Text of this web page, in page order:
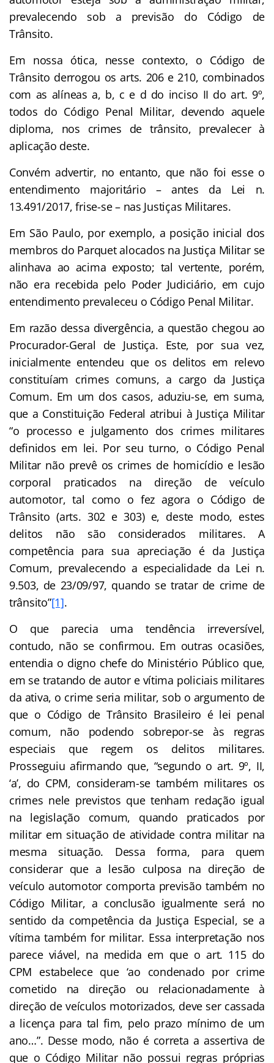
prevalecendo sob a previsão do Código de
Trânsito.
Em nossa ótica, nesse contexto, o Código de
Trânsito derrogou os arts. 206 e 210, combinados
com as alíneas a, b, c e d do inciso II do art. 9º,
todos do Código Penal Militar, devendo aquele
diploma, nos crimes de trânsito, prevalecer à
aplicação deste.
Convém advertir, no entanto, que não foi esse o
entendimento majoritário – antes da Lei n.
13.491/2017, frise-se – nas Justiças Militares.
Em São Paulo, por exemplo, a posição inicial dos
membros do Parquet alocados na Justiça Militar se
alinhava ao acima exposto; tal vertente, porém,
não era recebida pelo Poder Judiciário, em cujo
entendimento prevaleceu o Código Penal Militar.
Em razão dessa divergência, a questão chegou ao
Procurador-Geral de Justiça. Este, por sua vez,
inicialmente entendeu que os delitos em relevo
constituíam crimes comuns, a cargo da Justiça
Comum. Em um dos casos, aduziu-se, em suma,
que a Constituição Federal atribui à Justiça Militar
“o processo e julgamento dos crimes militares
definidos em lei. Por seu turno, o Código Penal
Militar não prevê os crimes de homicídio e lesão
corporal praticados na direção de veículo
automotor, tal como o fez agora o Código de
Trânsito (arts. 302 e 303) e, deste modo, estes
delitos não são considerados militares. A
competência para sua apreciação é da Justiça
Comum, prevalecendo a especialidade da Lei n.
9.503, de 23/09/97, quando se tratar de crime de
trânsito”[1].
O que parecia uma tendência irreversível,
contudo, não se confirmou. Em outras ocasiões,
entendia o digno chefe do Ministério Público que,
em se tratando de autor e vítima policiais militares
da ativa, o crime seria militar, sob o argumento de
que o Código de Trânsito Brasileiro é lei penal
comum, não podendo sobrepor-se às regras
especiais que regem os delitos militares.
Prosseguiu afirmando que, “segundo o art. 9º, II,
‘a’, do CPM, consideram-se também militares os
crimes nele previstos que tenham redação igual
na legislação comum, quando praticados por
militar em situação de atividade contra militar na
mesma situação. Dessa forma, para quem
considerar que a lesão culposa na direção de
veículo automotor comporta previsão também no
Código Militar, a conclusão igualmente será no
sentido da competência da Justiça Especial, se a
vítima também for militar. Essa interpretação nos
parece viável, na medida em que o art. 115 do
CPM estabelece que ‘ao condenado por crime
cometido na direção ou relacionadamente à
direção de veículos motorizados, deve ser cassada
a licença para tal fim, pelo prazo mínimo de um
ano…”. Desse modo, não é correta a assertiva de
que o Código Militar não possui regras próprias